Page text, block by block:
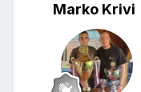
Marko Krivi